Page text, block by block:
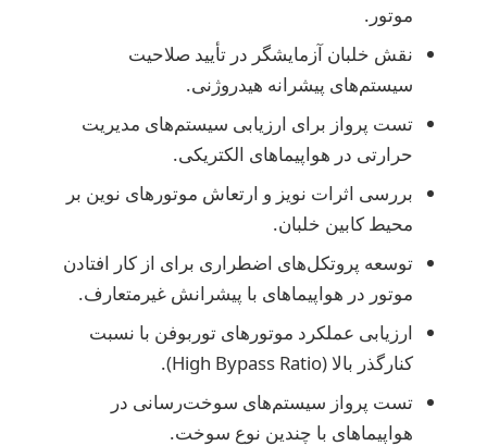
موتور.
نقش خلبان آزمایشگر در تأیید صلاحیت
سیستم‌های پیشرانه هیدروژنی.
تست پرواز برای ارزیابی سیستم‌های مدیریت
حرارتی در هواپیماهای الکتریکی.
بررسی اثرات نویز و ارتعاش موتورهای نوین بر
محیط کابین خلبان.
توسعه پروتکل‌های اضطراری برای از کار افتادن
موتور در هواپیماهای با پیشرانش غیرمتعارف.
ارزیابی عملکرد موتورهای توربوفن با نسبت
کنارگذر بالا (High Bypass Ratio).
تست پرواز سیستم‌های سوخت‌رسانی در
هواپیماهای با چندین نوع سوخت.